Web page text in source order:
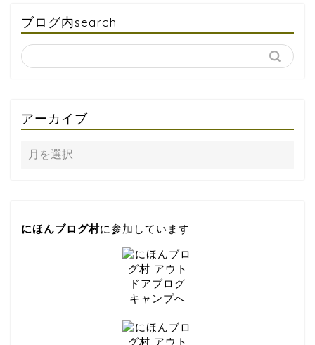
ブログ内search
アーカイブ
にほんブログ村に参加しています